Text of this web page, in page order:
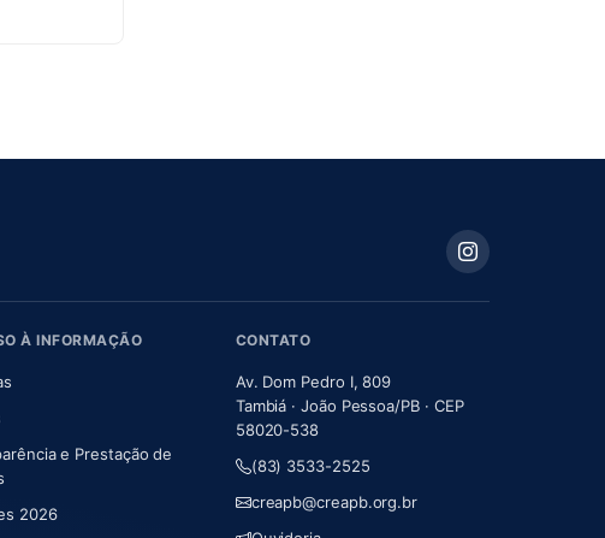
À INFORMAÇÃO
e Prestação de
2026
CONTATO
Av. Dom Pedro I, 809
Tambiá · João Pessoa/PB · CEP
58020-538
(83) 3533-2525
creapb@creapb.org.br